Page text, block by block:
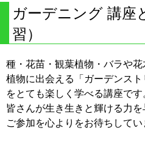
ガーデニング 講座
習）
種・花苗・観葉植物・バラや
植物に出会える「ガーデンスト
をとても楽しく学べる講座です
皆さんが生き生きと輝ける力
ご参加を心よりをお待ちしてい